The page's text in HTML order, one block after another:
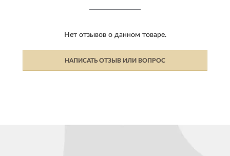
Нет отзывов о данном товаре.
НАПИСАТЬ ОТЗЫВ ИЛИ ВОПРОС